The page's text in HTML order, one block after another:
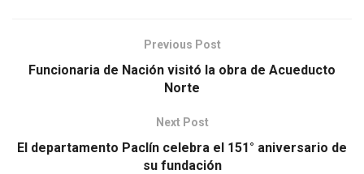
Previous Post
Funcionaria de Nación visitó la obra de Acueducto
Norte
Next Post
El departamento Paclín celebra el 151° aniversario de
su fundación